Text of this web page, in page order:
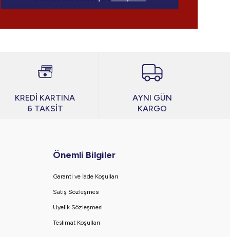
KREDİ KARTINA
6 TAKSİT
AYNI GÜN
KARGO
Önemli Bilgiler
Garanti ve İade Koşulları
Satış Sözleşmesi
Üyelik Sözleşmesi
Teslimat Koşulları